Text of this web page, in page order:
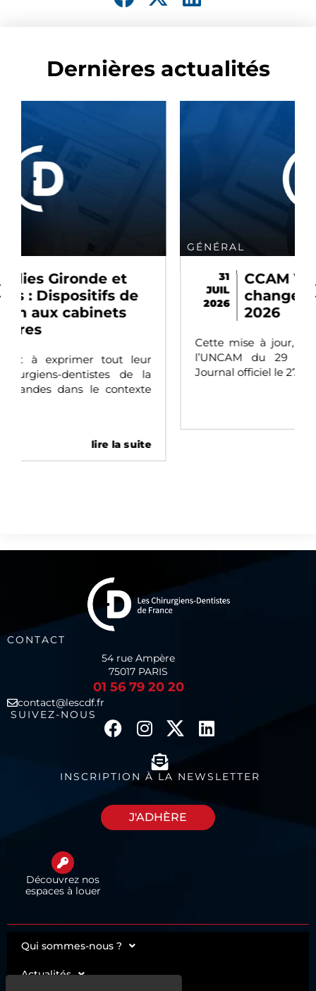
Dernières actualités
31
JUIL
2026
CCAM V84 : ce qui
change au 31 juillet
2026
Cette mise à jour, issue de la décision de
l’UNCAM du 29 avril 2026 publiée au
Journal officiel le 27
CONTACT
54 rue Ampère
75017 PARIS
01 56 79 20 20
contact@lescdf.fr
SUIVEZ-NOUS
INSCRIPTION À LA NEWSLETTER
J'ADHÈRE
Découvrez nos
espaces à louer
Qui sommes-nous ?
Actualités